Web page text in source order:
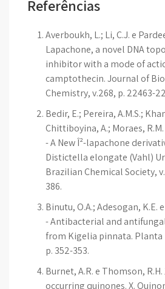
Referências
Averboukh, L.; Li, C.J. e
Lapachone, a novel DNA
inhibitor with a mode of
camptothecin. Journal of
Chemistry, v.268, p. 22463-
Bedir, E.; Pereira, A.M.S.;
Chittiboyina, A.; Moraes, R.M.
- A New Î²-lapachone
Distictella elongate (Vahl)
Brazilian Chemical Society,
386.
Binutu, O.A.; Adesogan, K.E.
- Antibacterial and
from Kigelia pinnata. Planta
p. 352-353.
Burnet, A.R. e Thomson,
occurring quinones. X.